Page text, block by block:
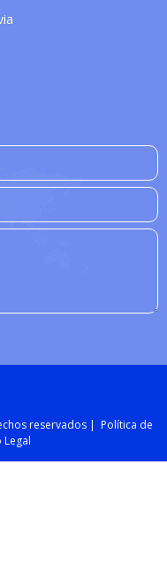
reservados | Política de
Legal